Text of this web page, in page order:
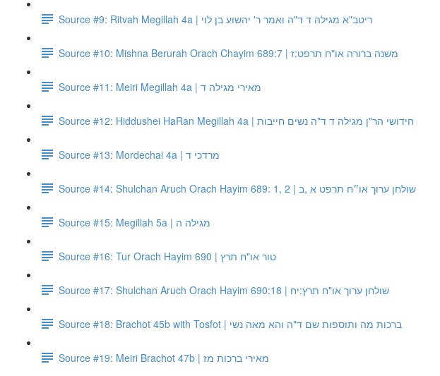
Source #9: Ritvah Megillah 4a | ריטב"א מגילה ד ד"ה ואמר ר' יהשוע בן לוי
Source #10: Mishna Berurah Orach Chayim 689:7 | משנה ברורה או"ח תרפט:ז
Source #11: Meiri Megillah 4a | מאירי מגילה ד
Source #12: Hiddushei HaRan Megillah 4a | חידושי הר"ן מגילה ד ד"ה נשים חייבות
Source #13: Mordechai 4a | מרדכי ד
Source #14: Shulchan Aruch Orach Hayim 689: 1, 2 | שולחן ערוך או״ח תרפט א ,ב
Source #15: Megillah 5a | מגילה ה
Source #16: Tur Orach Hayim 690 | טור או"ח תרץ
Source #17: Shulchan Aruch Orach Hayim 690:18 | שולחן ערוך או"ח תרץ:יח
Source #18: Brachot 45b with Tosfot | ברכות מה ותוספות שם ד"ה והא מאה נשי
Source #19: Meiri Brachot 47b | מאירי ברכות מז